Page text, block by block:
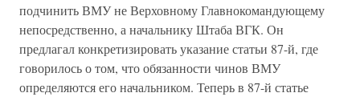
подчинить ВМУ не Верховному Главнокомандующему
непосредственно, а начальнику Штаба ВГК. Он
предлагал конкретизировать указание статьи 87-й, где
говорилось о том, что обязанности чинов ВМУ
определяются его начальником. Теперь в 87-й статье